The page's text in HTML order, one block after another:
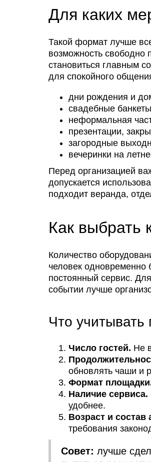
Для каких
Такой формат лучше
возможность
становиться главным
для спокойного
дни рождения и
свадебные
неформальная
презентации,
загородные
вечеринки на
Перед организацией
допускается
подходит веранда,
Как выбрать
Количество
человек одновременно
постоянный сервис.
событии лучше
Что учитывать
Число гостей. Не
обновлять чаши и
Формат
Наличие сервиса.
удобнее.
Возраст и состав
требования
Совет: лучше